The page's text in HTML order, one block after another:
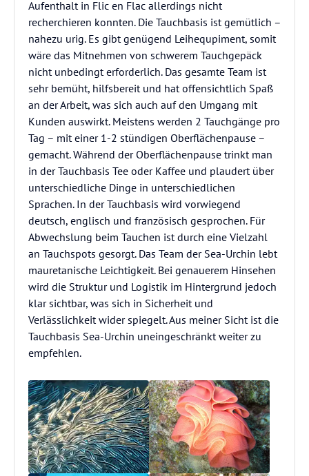
Aufenthalt in Flic en Flac allerdings nicht
recherchieren konnten. Die Tauchbasis ist gemütlich –
nahezu urig. Es gibt genügend Leihequpiment, somit
wäre das Mitnehmen von schwerem Tauchgepäck
nicht unbedingt erforderlich. Das gesamte Team ist
sehr bemüht, hilfsbereit und hat offensichtlich Spaß
an der Arbeit, was sich auch auf den Umgang mit
Kunden auswirkt. Meistens werden 2 Tauchgänge pro
Tag – mit einer 1-2 stündigen Oberflächenpause –
gemacht. Während der Oberflächenpause trinkt man
in der Tauchbasis Tee oder Kaffee und plaudert über
unterschiedliche Dinge in unterschiedlichen
Sprachen. In der Tauchbasis wird vorwiegend
deutsch, englisch und französisch gesprochen. Für
Abwechslung beim Tauchen ist durch eine Vielzahl
an Tauchspots gesorgt. Das Team der Sea-Urchin lebt
mauretanische Leichtigkeit. Bei genauerem Hinsehen
wird die Struktur und Logistik im Hintergrund jedoch
klar sichtbar, was sich in Sicherheit und
Verlässlichkeit wider spiegelt. Aus meiner Sicht ist die
Tauchbasis Sea-Urchin uneingeschränkt weiter zu
empfehlen.